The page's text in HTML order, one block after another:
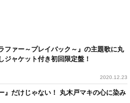
ファー～プレイバック～』の主題歌に丸
ジャケット付き初回限定盤！
2020.12.23
』だけじゃない！ 丸木戸マキの心に染み